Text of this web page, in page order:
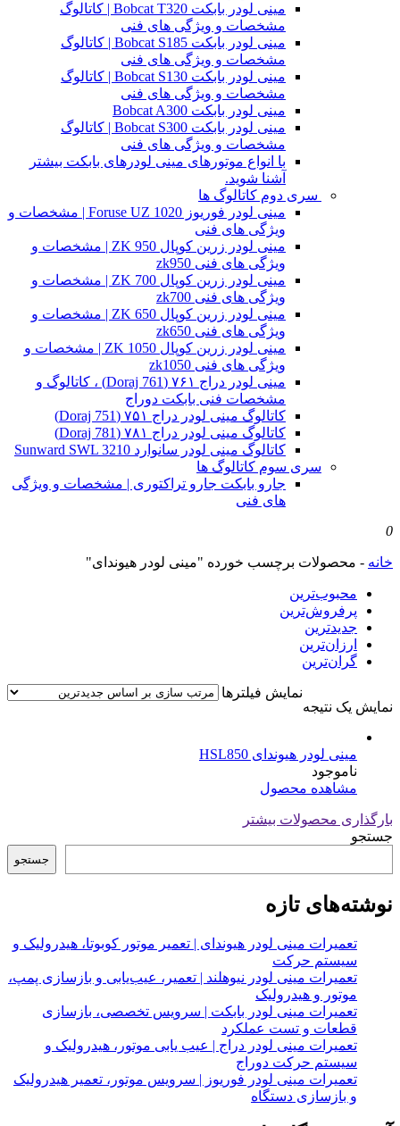
مینی لودر بابکت Bobcat T320 | کاتالوگ
مشخصات و ویژگی های فنی
مینی لودر بابکت Bobcat S185 | کاتالوگ
مشخصات و ویژگی های فنی
مینی لودر بابکت Bobcat S130 | کاتالوگ
مشخصات و ویژگی های فنی
مینی لودر بابکت Bobcat A300
مینی لودر بابکت Bobcat S300 | کاتالوگ
مشخصات و ویژگی های فنی
با انواع موتورهای مینی لودرهای بابکت بیشتر
آشنا شوید.
سری دوم کاتالوگ ها
مینی لودر فوریوز Foruse UZ 1020 | مشخصات و
ویژگی های فنی
مینی لودر زرین کوپال ZK 950 | مشخصات و
ویژگی های فنی zk950
مینی لودر زرین کوپال ZK 700 | مشخصات و
ویژگی های فنی zk700
مینی لودر زرین کوپال ZK 650 | مشخصات و
ویژگی های فنی zk650
مینی لودر زرین کوپال ZK 1050 | مشخصات و
ویژگی های فنی zk1050
مینی لودر دراج ۷۶۱ (Doraj 761) ، کاتالوگ و
مشخصات فنی بابکت دوراج
کاتالوگ مینی لودر دراج ۷۵۱ (Doraj 751)
کاتالوگ مینی لودر دراج ۷۸۱ (Doraj 781)
کاتالوگ مینی لودر سانوارد Sunward SWL 3210
سری سوم کاتالوگ ها
جارو بابکت جارو تراکتوری | مشخصات و ویژگی
های فنی
0
خانه - محصولات برچسب خورده "مینی لودر هیوندای"
محبوب‌ترین
پرفروش‌ترین
جدیدترین
ارزان‌ترین
گران‌ترین
نمایش یک نتیجه
نمایش فیلترها
مینی لودر هیوندای HSL850
ناموجود
مشاهده محصول
بارگذاری محصولات بیشتر
جستجو
جستجو
نوشته‌های تازه
تعمیرات مینی لودر هیوندای | تعمیر موتور کوبوتا، هیدرولیک و
سیستم حرکت
تعمیرات مینی لودر نیوهلند | تعمیر، عیب‌یابی و بازسازی پمپ،
موتور و هیدرولیک
تعمیرات مینی لودر بابکت | سرویس تخصصی، بازسازی
قطعات و تست عملکرد
تعمیرات مینی لودر دراج | عیب یابی موتور، هیدرولیک و
سیستم حرکت دوراج
تعمیرات مینی لودر فوریوز | سرویس موتور، تعمیر هیدرولیک
و بازسازی دستگاه